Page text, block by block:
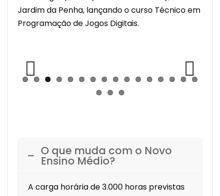
Jardim da Penha, lançando o curso Técnico em
Programação de Jogos Digitais.
O que muda com o Novo
Ensino Médio?
A carga horária de 3.000 horas previstas